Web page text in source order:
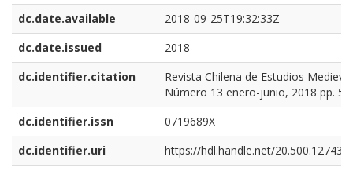
dc.date.available
2018-09-25T19:32:33Z
dc.date.issued
2018
dc.identifier.citation
Revista Chilena de Estudios
Número 13 enero-junio, 2018 pp.
dc.identifier.issn
0719689X
dc.identifier.uri
https://hdl.handle.net/20.500.12743/